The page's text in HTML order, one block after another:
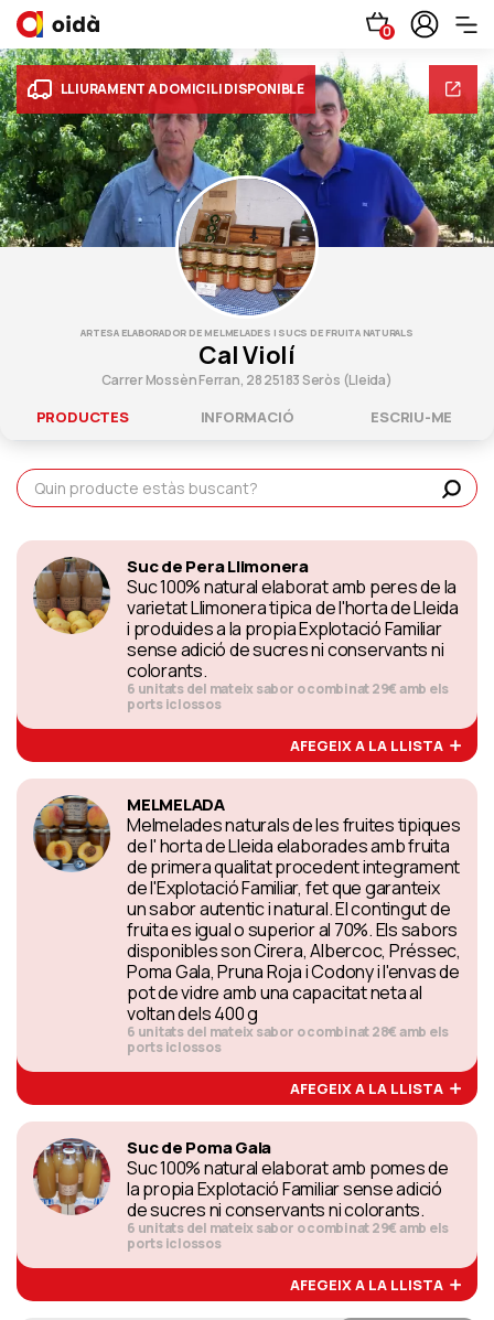
0
LLIURAMENT A DOMICILI DISPONIBLE
ARTESA ELABORADOR DE MELMELADES I SUCS DE FRUITA NATURALS
Cal Violí
Carrer Mossèn Ferran, 28 25183 Seròs (Lleida)
PRODUCTES INFORMACIÓ ESCRIU-ME
Suc de Pera Llimonera
Suc 100% natural elaborat amb peres de la
varietat Llimonera tipica de l'horta de Lleida
i produides a la propia Explotació Familiar
sense adició de sucres ni conservants ni
colorants.
6 unitats del mateix sabor o combinat 29€ amb els
ports iclossos
AFEGEIX A LA LLISTA
MELMELADA
Melmelades naturals de les fruites tipiques
de l' horta de Lleida elaborades amb fruita
de primera qualitat procedent integrament
de l'Explotació Familiar, fet que garanteix
un sabor autentic i natural. El contingut de
fruita es igual o superior al 70%. Els sabors
disponibles son Cirera, Albercoc, Préssec,
Poma Gala, Pruna Roja i Codony i l'envas de
pot de vidre amb una capacitat neta al
voltan dels 400 g
6 unitats del mateix sabor o combinat 28€ amb els
ports iclossos
AFEGEIX A LA LLISTA
Suc de Poma Gala
Suc 100% natural elaborat amb pomes de
la propia Explotació Familiar sense adició
de sucres ni conservants ni colorants.
6 unitats del mateix sabor o combinat 29€ amb els
ports iclossos
AFEGEIX A LA LLISTA